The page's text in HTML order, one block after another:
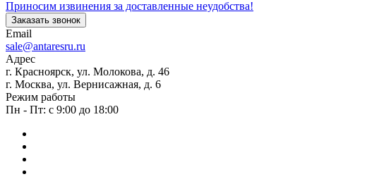
Приносим извинения за доставленные неудобства!
Заказать звонок
Email
sale@antaresru.ru
Адрес
г. Красноярск, ул. Молокова, д. 46
г. Москва, ул. Вернисажная, д. 6
Режим работы
Пн - Пт: с 9:00 до 18:00